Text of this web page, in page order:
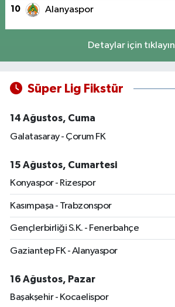
10 Alanyaspor
Detaylar için tıklayın
Süper Lig Fikstür
14 Ağustos, Cuma
Galatasaray - Çorum FK
15 Ağustos, Cumartesi
Konyaspor - Rizespor
Kasımpaşa - Trabzonspor
Gençlerbirliği S.K. - Fenerbahçe
Gaziantep FK - Alanyaspor
16 Ağustos, Pazar
Başakşehir - Kocaelispor